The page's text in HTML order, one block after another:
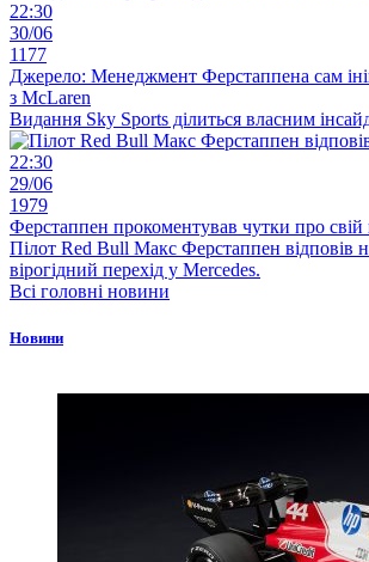
22:30
30/06
1177
Джерело: Менеджмент Ферстаппена сам
з McLaren
Видання Sky Sports ділиться власним
22:30
29/06
1979
Ферстаппен прокоментував чутки про свій
Пілот Red Bull Макс Ферстаппен відповів
вірогідний перехід у Mercedes.
Всі головні новини
Новини